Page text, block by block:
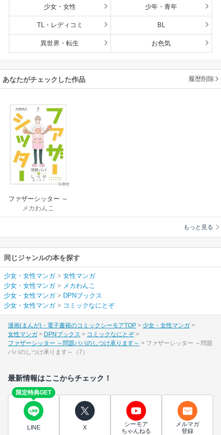
少女・女性 少年・青年
TL・レディコミ BL
異世界・転生 お色気
あなたがチェックした作品 履歴削除
ファザーシッター ～
問題パパのしつけ承
ります～
メカわんこ
もっと見る
同じジャンルの本を探す
少女・女性マンガ> 女性マンガ
少女・女性マンガ> メカわんこ
少女・女性マンガ> DPNブックス
少女・女性マンガ> コミックなにとぞ
漫画(まんが)・電子書籍のコミックシーモアTOP
少女・女性マンガ
女性マンガ
DPNブックス
コミックなにとぞ
ファザーシッター ～問題パパのしつけ承ります～
ファザーシッター ～問題
パパのしつけ承ります～（7）
最新情報はここからチェック！
限定特典GET
LINE X
シーモア
ちゃんねる
メルマガ
登録